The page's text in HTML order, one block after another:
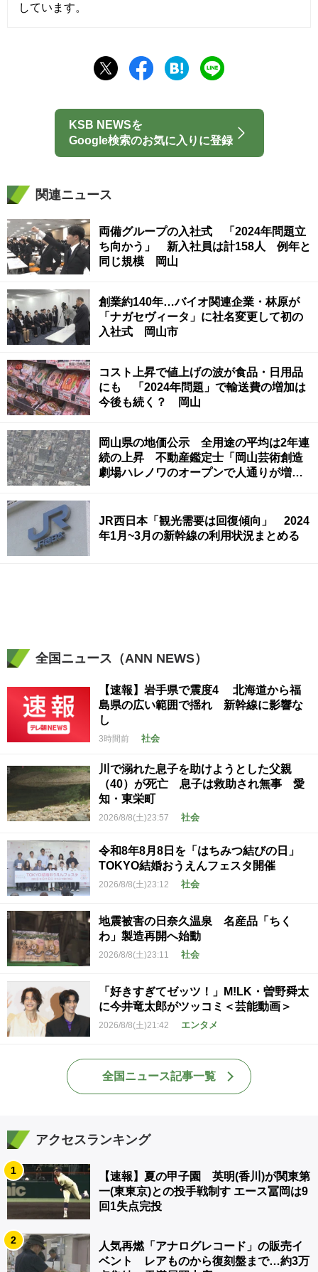
しています。
KSB NEWSを
Google検索のお気に入りに登録
関連ニュース
両備グループの入社式 「2024年問題立
ち向かう」 新入社員は計158人 例年と
同じ規模 岡山
創業約140年…バイオ関連企業・林原が
「ナガセヴィータ」に社名変更して初の
入社式 岡山市
コスト上昇で値上げの波が食品・日用品
にも 「2024年問題」で輸送費の増加は
今後も続く？ 岡山
岡山県の地価公示 全用途の平均は2年連
続の上昇 不動産鑑定士「岡山芸術創造
劇場ハレノワのオープンで人通りが増
JR西日本「観光需要は回復傾向」 2024
年1月~3月の新幹線の利用状況まとめる
全国ニュース（ANN NEWS）
【速報】岩手県で震度4 北海道から福
島県の広い範囲で揺れ 新幹線に影響な
し
3時間前 社会
川で溺れた息子を助けようとした父親
（40）が死亡 息子は救助され無事 愛
知・東栄町
2026/8/8(土)23:57 社会
令和8年8月8日を「はちみつ結びの日」
TOKYO結婚おうえんフェスタ開催
2026/8/8(土)23:12 社会
地震被害の日奈久温泉 名産品「ちく
わ」製造再開へ始動
2026/8/8(土)23:11 社会
「好きすぎてゼッツ！」M!LK・曽野舜太
に今井竜太郎がツッコミ＜芸能動画＞
2026/8/8(土)21:42 エンタメ
全国ニュース記事一覧
アクセスランキング
1
【速報】夏の甲子園 英明(香川)が関東第
一(東東京)との投手戦制す エース冨岡は9
回1失点完投
2
人気再燃「アナログレコード」の販売イ
ベント レアものから復刻盤まで…約3万